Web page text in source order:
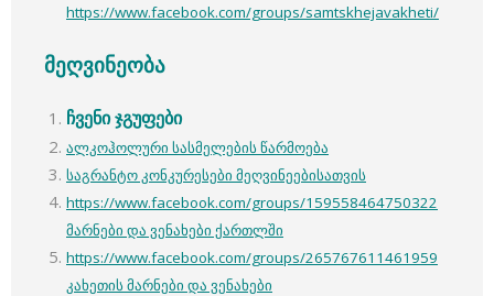
https://www.facebook.com/groups/samtskhejavakheti/
მეღვინეობა
ჩვენი ჯგუფები
ალკოჰოლური სასმელების წარმოება
საგრანტო კონკურესები მეღვინეებისათვის
https://www.facebook.com/groups/159558464750322
მარნები და ვენახები ქართლში
https://www.facebook.com/groups/265767611461959
კახეთის მარნები და ვენახები